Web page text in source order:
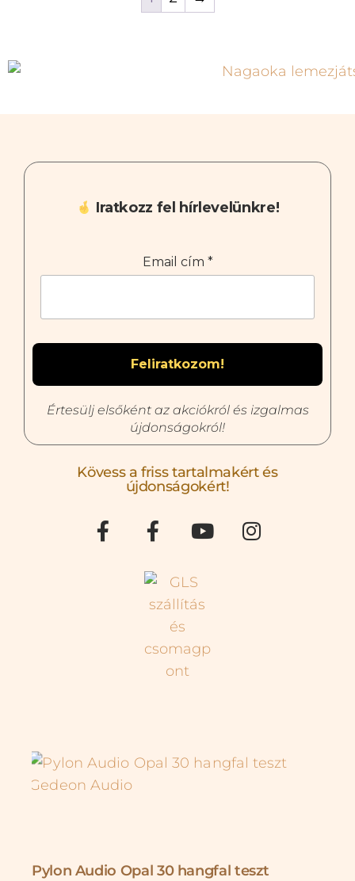
Iratkozz fel hírlevelünkre!
Email cím *
Értesülj elsőként az akciókról és izgalmas
újdonságokról!
Kövess a friss tartalmakért és
újdonságokért!
Pylon Audio Opal 30 hangfal teszt